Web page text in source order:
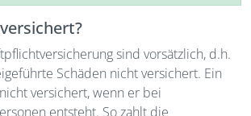
sind vorsätzlich, d.h.
Schäden nicht versichert. Ein
versichert, wenn er bei
entsteht. So zahlt die